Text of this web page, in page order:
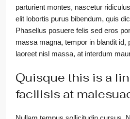
parturient montes, nascetur
elit lobortis purus bibendum, quis
Phasellus posuere felis sed eros
massa magna, tempor in blandit id,
laoreet nisl massa, at interdum
Quisque this is a
facilisis at